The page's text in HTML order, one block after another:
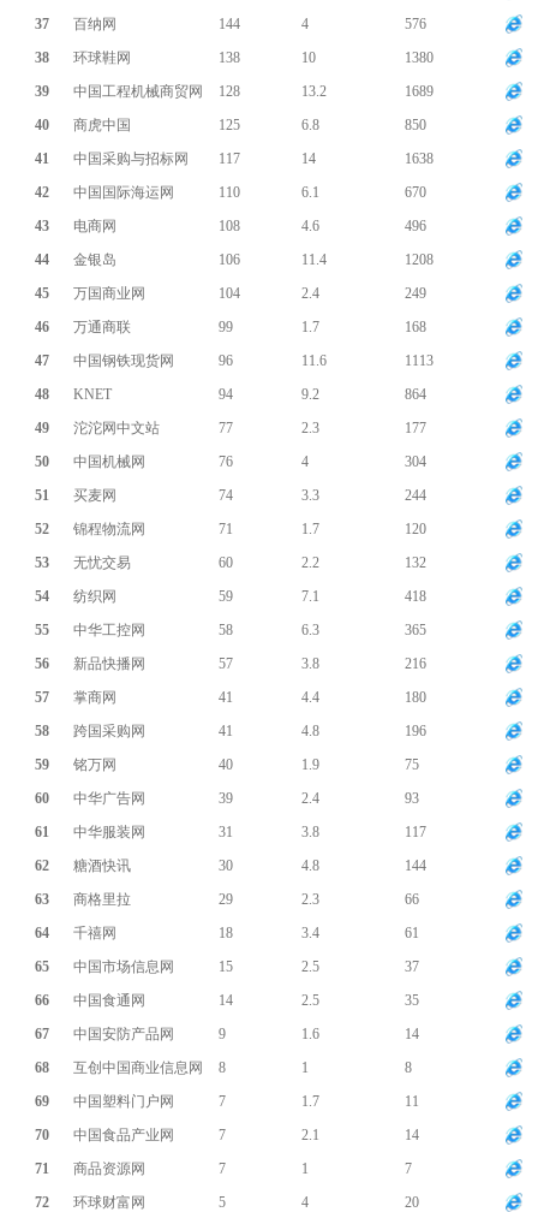
37
百纳网 144 4
576
38
环球鞋网 138 10
1380
39
中国工程机械商贸网 128 13.2
1689
40
商虎中国 125 6.8
850
41
中国采购与招标网 117 14
1638
42
中国国际海运网 110 6.1
670
43
电商网 108 4.6
496
44
金银岛 106 11.4
1208
45
万国商业网 104 2.4
249
46
万通商联 99 1.7
168
47
中国钢铁现货网 96 11.6
1113
48
KNET 94 9.2
864
49
沱沱网中文站 77 2.3
177
50
中国机械网 76 4
304
51
买麦网 74 3.3
244
52
锦程物流网 71 1.7
120
53
无忧交易 60 2.2
132
54
纺织网 59 7.1
418
55
中华工控网 58 6.3
365
56
新品快播网 57 3.8
216
57
掌商网 41 4.4
180
58
跨国采购网 41 4.8
196
59
铭万网 40 1.9
75
60
中华广告网 39 2.4
93
61
中华服装网 31 3.8
117
62
糖酒快讯 30 4.8
144
63
商格里拉 29 2.3
66
64
千禧网 18 3.4
61
65
中国市场信息网 15 2.5
37
66
中国食通网 14 2.5
35
67
中国安防产品网 9 1.6
14
68
互创中国商业信息网 8 1
8
69
中国塑料门户网 7 1.7
11
70
中国食品产业网 7 2.1
14
71
商品资源网 7 1
7
72
环球财富网 5 4
20